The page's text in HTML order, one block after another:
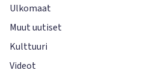
Ulkomaat
Muut uutiset
Kulttuuri
Videot